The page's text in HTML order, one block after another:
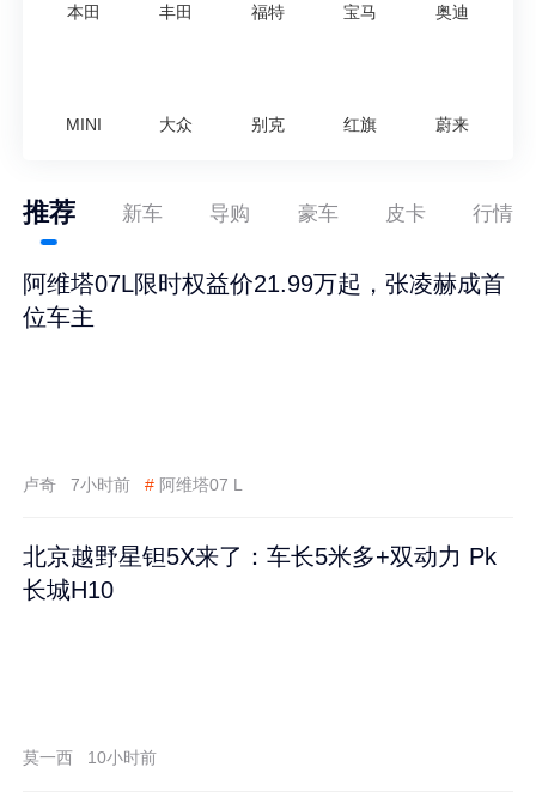
本田 丰田 福特 宝马 奥迪
MINI 大众 别克 红旗 蔚来
推荐 新车 导购 豪车 皮卡 行情
阿维塔07L限时权益价21.99万起，张凌赫成首
位车主
卢奇 7小时前 # 阿维塔07 L
北京越野星钽5X来了：车长5米多+双动力 Pk
长城H10
莫一西 10小时前